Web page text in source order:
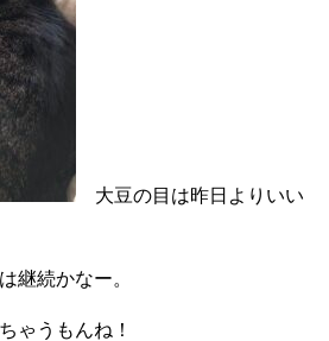
大豆の目は昨日よりいい
継続かなー。
ゃうもんね！